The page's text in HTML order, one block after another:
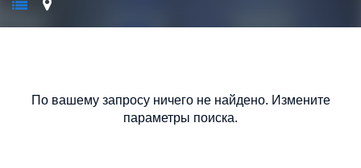
По вашему запросу ничего не найдено. Измените
параметры поиска.